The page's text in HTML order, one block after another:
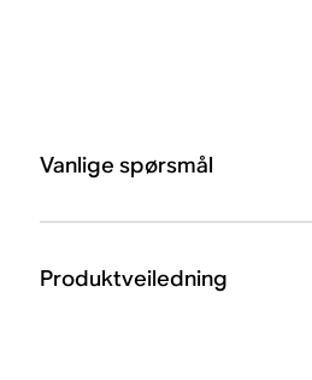
Vanlige spørsmål
Produktveiledning